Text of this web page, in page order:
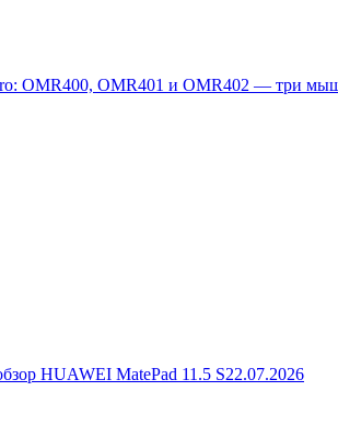
OMR400, OMR401 и OMR402 — три
HUAWEI MatePad 11.5 S22.07.2026